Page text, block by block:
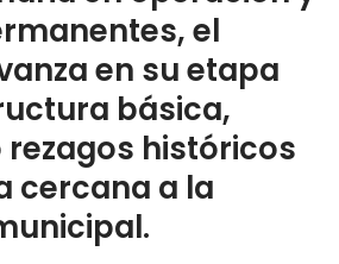
el
en su etapa
básica,
históricos
cercana a la